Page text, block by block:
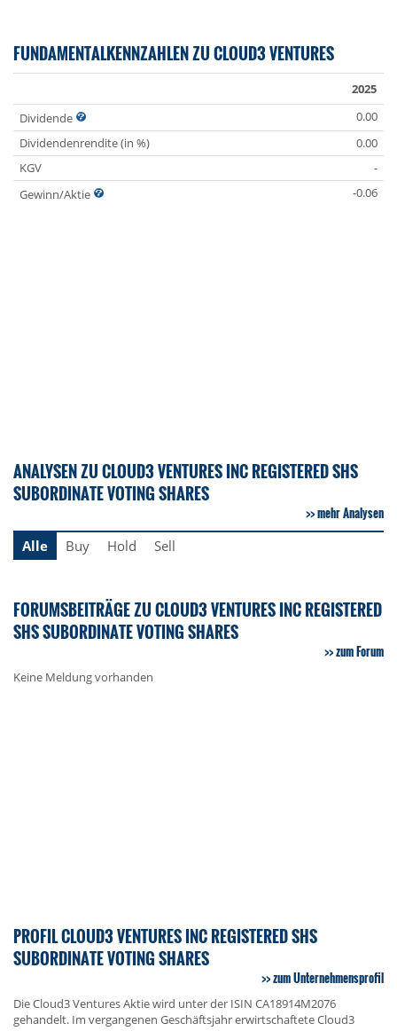
FUNDAMENTALKENNZAHLEN ZU CLOUD3 VENTURES
2025
Dividende
0.00
Dividendenrendite (in %)
0.00
KGV
-
Gewinn/Aktie
-0.06
ANALYSEN ZU CLOUD3 VENTURES INC REGISTERED SHS
SUBORDINATE VOTING SHARES
mehr Analysen
Alle
Buy Hold Sell
FORUMSBEITRÄGE ZU CLOUD3 VENTURES INC REGISTERED
SHS SUBORDINATE VOTING SHARES
zum Forum
Keine Meldung vorhanden
PROFIL CLOUD3 VENTURES INC REGISTERED SHS
SUBORDINATE VOTING SHARES
zum Unternehmensprofil
Die Cloud3 Ventures Aktie wird unter der ISIN CA18914M2076
gehandelt. Im vergangenen Geschäftsjahr erwirtschaftete Cloud3